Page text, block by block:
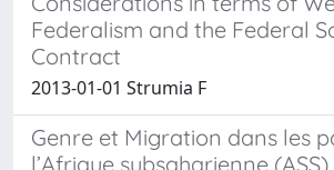
Federalism and the Federal
Contract
2013-01-01 Strumia F
Genre et Migration dans les
l’Afrique subsaharienne